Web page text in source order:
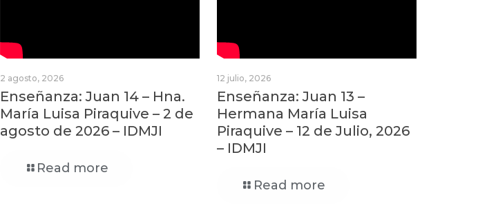
2 agosto, 2026
Enseñanza: Juan 14 – Hna.
María Luisa Piraquive – 2 de
agosto de 2026 – IDMJI
Read more
12 julio, 2026
Enseñanza: Juan 13 –
Hermana María Luisa
Piraquive – 12 de Julio, 2026
– IDMJI
Read more